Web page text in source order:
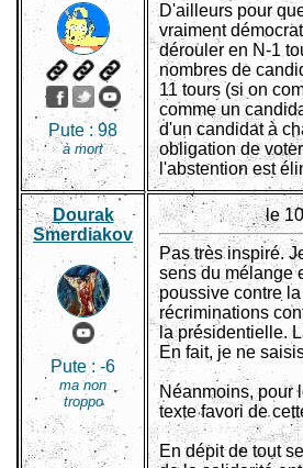
Pute :98
à mort
D'ailleurs pour
vraiment
dérouler en N-1
nombres de
11 tours (si on
comme un
d'un candidat à
obligation de
l'abstention est
Dourak
Smerdiakov
Pute :-6
ma non
troppo
le
Pas très inspiré.
sens du mélange
poussive contre
récriminations
la présidentielle.
En fait, je ne
Néanmoins, pour
texte favori de
En dépit de tout